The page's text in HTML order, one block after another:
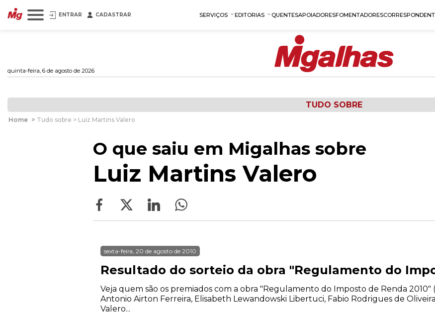
ENTRAR CADASTRAR SERVIÇOS EDITORIAS QUENTESAPOIADORESFOMENTADORES
quinta-feira, 6 de agosto de 2026
TUDO SOBRE
Home > Tudo sobre > Luiz Martins Valero
O que saiu em Migalhas sobre
Luiz Martins Valero
sexta-feira, 20 de agosto de 2010
Resultado do sorteio da obra "Regulamento do
Veja quem são os premiados com a obra "Regulamento do Imposto de Renda 2010"
Antonio Airton Ferreira, Elisabeth Lewandowski Libertuci, Fabio Rodrigues de
Valero...